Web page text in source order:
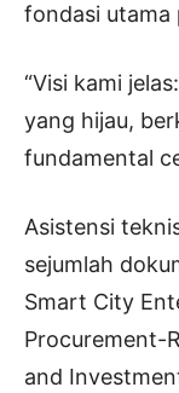
fondasi utama
“Visi kami
yang hijau,
fundamental
Asistensi
sejumlah
Smart City
Procurement-
and